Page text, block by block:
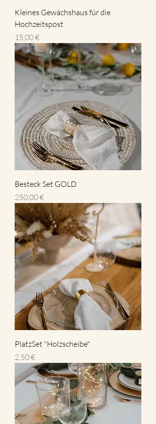
Kleines Gewächshaus für die
Hochzeitspost
Preis
15,00 €
Besteck Set GOLD
Preis
250,00 €
PlatzSet "Holzscheibe"
Preis
2,50 €